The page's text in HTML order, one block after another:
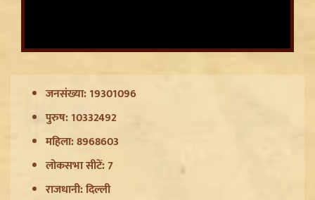
जनसंख्या: 19301096
पुरुष: 10332492
महिला: 8968603
लोकसभा सीटें: 7
राजधानी: दिल्ली